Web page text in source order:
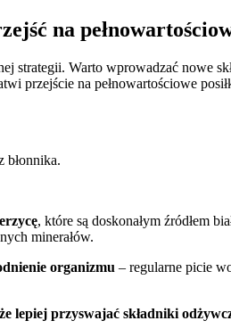
na
strategii. Warto wprowadzać nowe
przejście na pełnowartościowe
błonnika.
, które są doskonałym źródłem
minerałów.
organizmu – regularne picie
lepiej przyswajać składniki